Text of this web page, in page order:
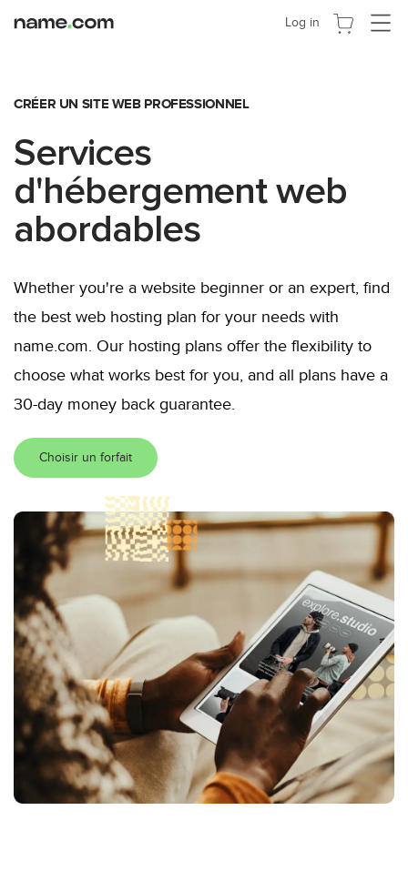
Log in
CRÉER UN SITE WEB PROFESSIONNEL
Services
d'hébergement web
abordables
Whether you're a website beginner or an expert, find
the best web hosting plan for your needs with
name.com. Our hosting plans offer the flexibility to
choose what works best for you, and all plans have a
30-day money back guarantee.
Choisir un forfait